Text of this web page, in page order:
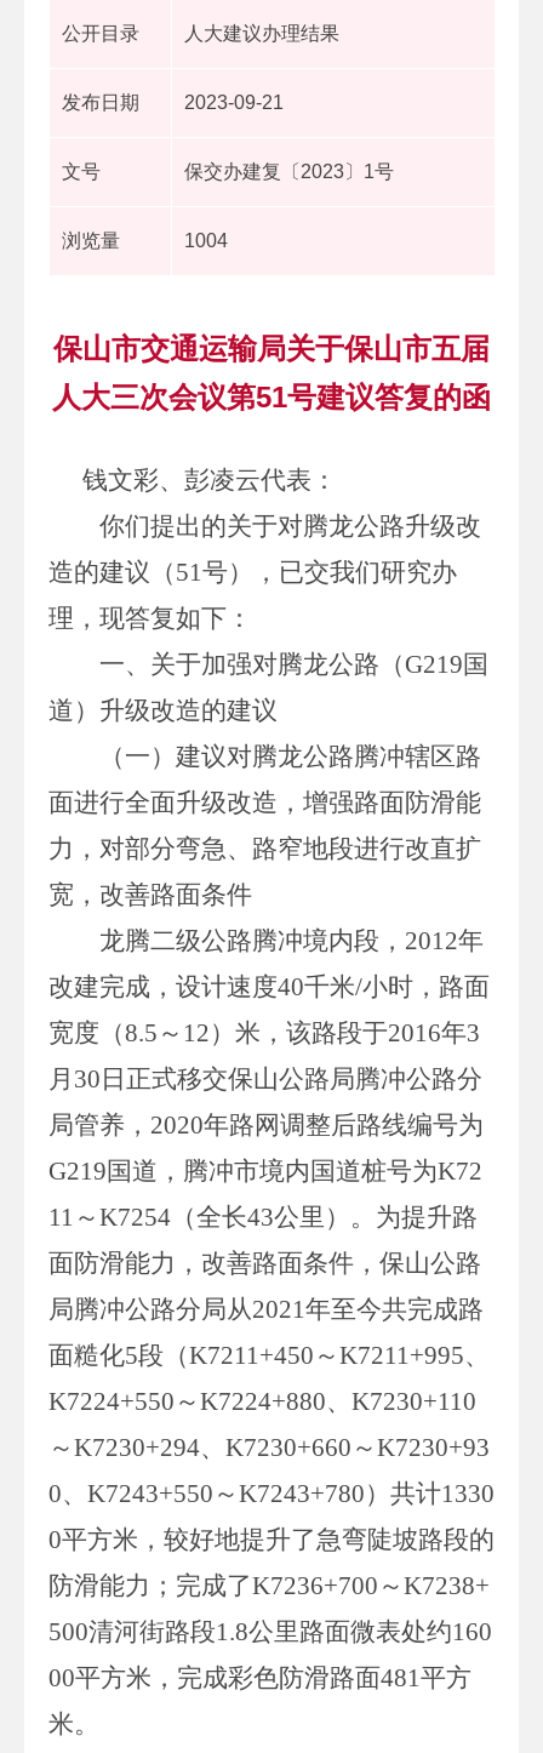
公开目录 人大建议办理结果
发布日期 2023-09-21
文号 保交办建复〔2023〕1号
浏览量 1004
保山市交通运输局关于保山市五届
人大三次会议第51号建议答复的函
钱文彩、彭凌云代表 ：
你们提出的关于对腾龙公路升级改
造的建议（51号）， 已交我们研究办
理，现答复如下：
一、关于加强对腾龙公路（G219国
道）升级改造的建议
（一） 建议对腾龙公路腾冲辖区路
面进行全面升级改造，增强路面防滑能
力，对部分弯急、路窄地段进行改直扩
宽，改善路面条件
龙腾二级公路腾冲境内段， 2012年
改建完成，设计速度40千米/小时，路面
宽度（8.5～12）米，该路段于2016年3
月 30 日正式移交保山公路局腾冲公路分
局管养， 2020年路网调整后路线编号为
G219国道，腾冲市境内国道桩号为K72
11～K7254 （全长43公里）。为提升路
面防滑能力，改善路面条件，保山公路
局腾冲公路分局从2021年至今共完成路
面糙化5段（K7211+450 ～K7211+995、
K7224+550 ～K7224+880、 K7230+110
～K7230+294、 K7230+660 ～K7230+93
0、 K7243+550 ～K7243+780）共计1330
0平方米，较好地提升了急弯陡坡路段的
防滑能力；完成了K7236+700～K7238+
500清河街路段1.8公里路面微表处约160
00平方米，完成彩色防滑路面481平方
米。